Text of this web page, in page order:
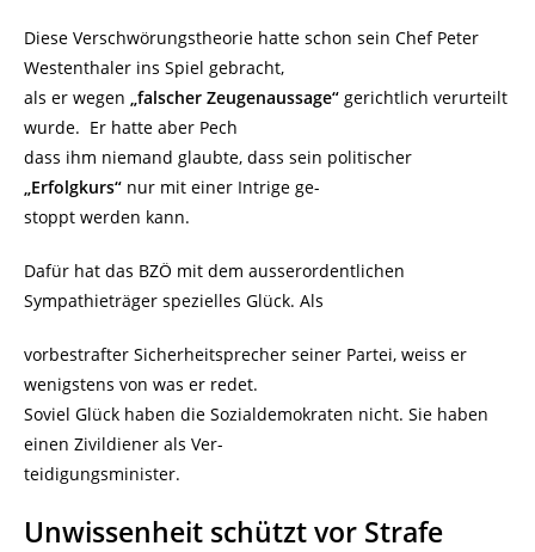
Diese Verschwörungstheorie hatte schon sein Chef Peter
Westenthaler ins Spiel gebracht,
als er wegen „falscher Zeugenaussage“ gerichtlich verurteilt
wurde. Er hatte aber Pech
dass ihm niemand glaubte, dass sein politischer
„Erfolgkurs“ nur mit einer Intrige ge-
stoppt werden kann.
Dafür hat das BZÖ mit dem ausserordentlichen
Sympathieträger spezielles Glück. Als
vorbestrafter Sicherheitsprecher seiner Partei, weiss er
wenigstens von was er redet.
Soviel Glück haben die Sozialdemokraten nicht. Sie haben
einen Zivildiener als Ver-
teidigungsminister.
Unwissenheit schützt vor Strafe